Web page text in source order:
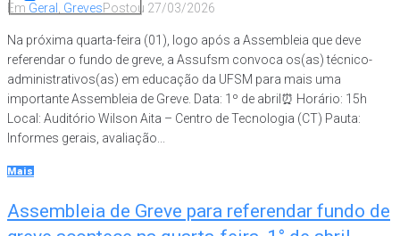
Em Geral , GrevesPostou 27/03/2026
Na próxima quarta-feira (01), logo após a Assembleia que deve
referendar o fundo de greve, a Assufsm convoca os(as) técnico-
administrativos(as) em educação da UFSM para mais uma
importante Assembleia de Greve. Data: 1º de abril⏰ Horário: 15h
Local: Auditório Wilson Aita – Centro de Tecnologia (CT) Pauta:
Informes gerais, avaliação...
Mais
Assembleia de Greve para referendar fundo de